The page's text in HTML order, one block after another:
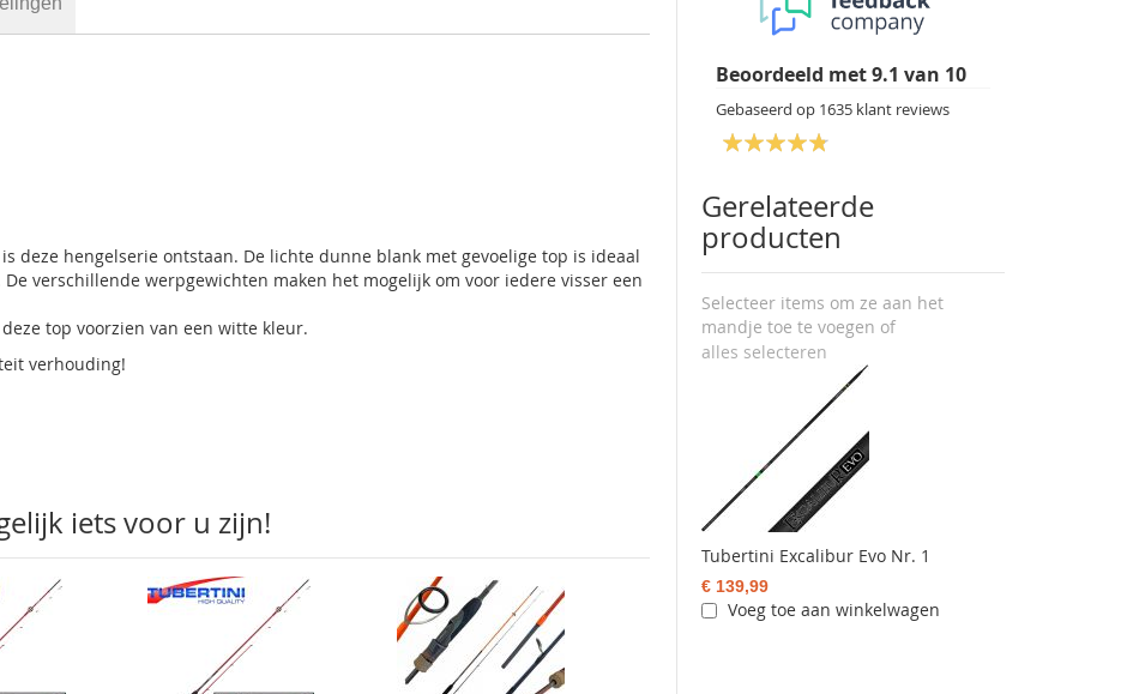
Beoordeeld met9.1 van 10
Gebaseerd op 1635 klant reviews
Gerelateerde
producten
Selecteer items om ze aan het
mandje toe te voegen of
alles selecteren
Tubertini Excalibur Evo Nr. 1
€ 139,99
Voeg toe aan winkelwagen
deze hengelserie ontstaan. De lichte dunne blank met gevoelige top is ideaal
verschillende werpgewichten maken het mogelijk om voor iedere visser een
top voorzien van een witte kleur.
verhouding!
iets voor u zijn!